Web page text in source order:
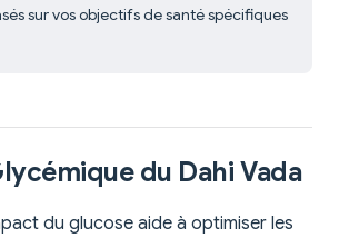
sur vos objectifs de santé spécifiques
du Dahi Vada
du glucose aide à optimiser les